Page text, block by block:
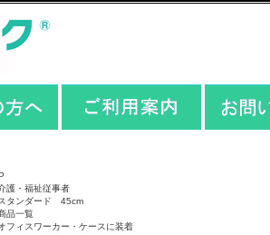
護・福祉従事者
タンダード 45cm
品一覧
フィスワーカー・ケースに装着